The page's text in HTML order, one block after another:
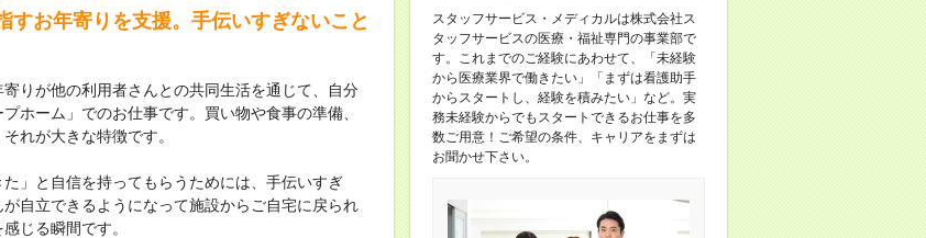
すお年寄りを支援。手伝いすぎないこと
りが他の利用者さんとの共同生活を通じて、自分
ホーム」でのお仕事です。買い物や食事の準備、
れが大きな特徴です。
」と自信を持ってもらうためには、手伝いすぎ
自立できるようになって施設からご自宅に戻られ
じる瞬間です。
スタッフサービス・メディカルは株式会社ス
タッフサービスの医療・福祉専門の事業部で
す。これまでのご経験にあわせて、「未経験
から医療業界で働きたい」「まずは看護助手
からスタートし、経験を積みたい」など。実
務未経験からでもスタートできるお仕事を多
数ご用意！ご希望の条件、キャリアをまずは
お聞かせ下さい。